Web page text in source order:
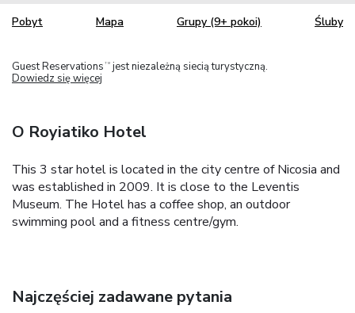
Pobyt Mapa Grupy (9+ pokoi) Śluby
Guest Reservations TM jest niezależną siecią turystyczną.
Dowiedz się więcej
O Royiatiko Hotel
This 3 star hotel is located in the city centre of Nicosia and
was established in 2009. It is close to the Leventis
Museum. The Hotel has a coffee shop, an outdoor
swimming pool and a fitness centre/gym.
Najczęściej zadawane pytania